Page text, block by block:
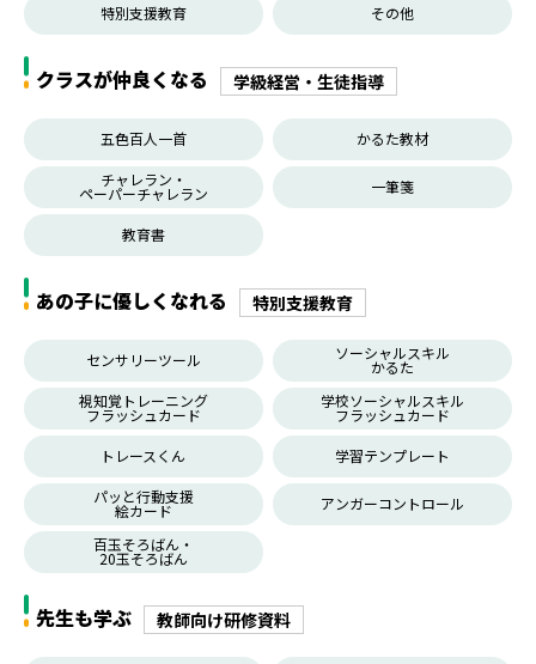
特別支援教育 その他
クラスが仲良くなる 学級経営・生徒指導
五色百人一首
かるた教材
チャレラン・
ペーパーチャレラン 一筆箋
教育書
あの子に優しくなれる 特別支援教育
センサリーツール ソーシャルスキル
かるた
視知覚トレーニング
フラッシュカード
学校ソーシャルスキル
フラッシュカード
トレースくん
学習テンプレート
パッと行動支援
絵カード
アンガーコントロール
百玉そろばん・
20玉そろばん
先生も学ぶ 教師向け研修資料